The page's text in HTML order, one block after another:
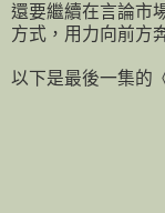
還要繼續在言論市
方式，用力向前方
以下是最後一集的